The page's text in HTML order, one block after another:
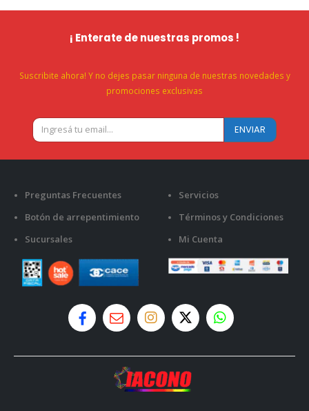
¡ Enterate de nuestras promos !
Suscribite ahora! Y no dejes pasar ninguna de nuestras novedades y
promociones exclusivas
Preguntas Frecuentes
Botón de arrepentimiento
Sucursales
Servicios
Términos y Condiciones
Mi Cuenta